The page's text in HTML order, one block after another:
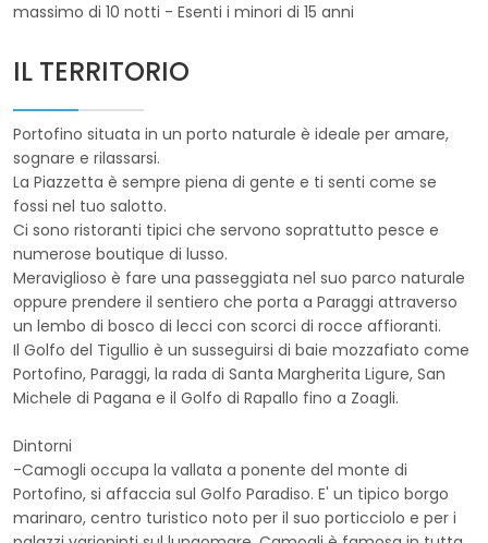
massimo di 10 notti - Esenti i minori di 15 anni
IL TERRITORIO
Portofino situata in un porto naturale è ideale per amare,
sognare e rilassarsi.
La Piazzetta è sempre piena di gente e ti senti come se
fossi nel tuo salotto.
Ci sono ristoranti tipici che servono soprattutto pesce e
numerose boutique di lusso.
Meraviglioso è fare una passeggiata nel suo parco naturale
oppure prendere il sentiero che porta a Paraggi attraverso
un lembo di bosco di lecci con scorci di rocce affioranti.
Il Golfo del Tigullio è un susseguirsi di baie mozzafiato come
Portofino, Paraggi, la rada di Santa Margherita Ligure, San
Michele di Pagana e il Golfo di Rapallo fino a Zoagli.
Dintorni
-Camogli occupa la vallata a ponente del monte di
Portofino, si affaccia sul Golfo Paradiso. E' un tipico borgo
marinaro, centro turistico noto per il suo porticciolo e per i